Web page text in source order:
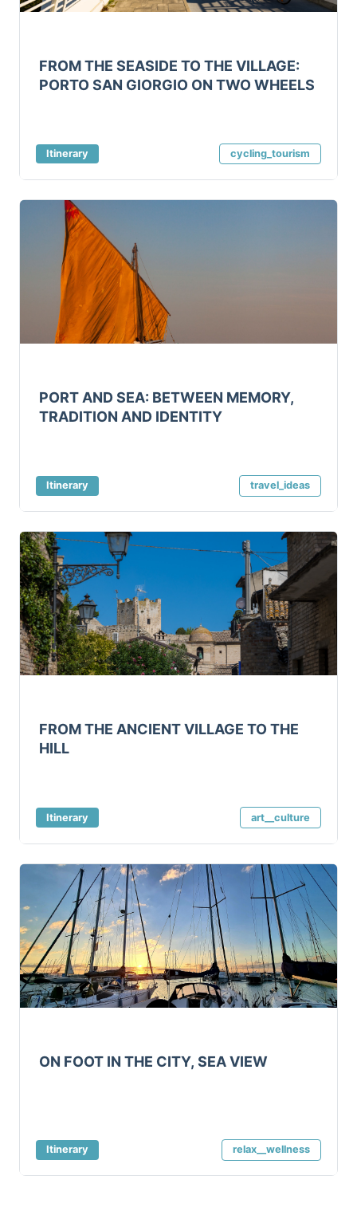
FROM THE SEASIDE TO THE VILLAGE:
PORTO SAN GIORGIO ON TWO WHEELS
Itinerary cycling_tourism
PORT AND SEA: BETWEEN MEMORY,
TRADITION AND IDENTITY
Itinerary travel_ideas
FROM THE ANCIENT VILLAGE TO THE
HILL
Itinerary art__culture
ON FOOT IN THE CITY, SEA VIEW
Itinerary relax__wellness